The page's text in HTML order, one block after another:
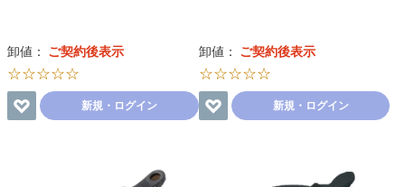
卸値： ご契約後表示
☆☆☆☆☆
新規・ログイン
卸値： ご契約後表示
☆☆☆☆☆
新規・ログイン